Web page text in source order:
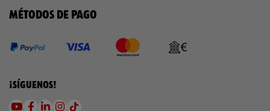
MÉTODOS DE PAGO
¡SÍGUENOS!